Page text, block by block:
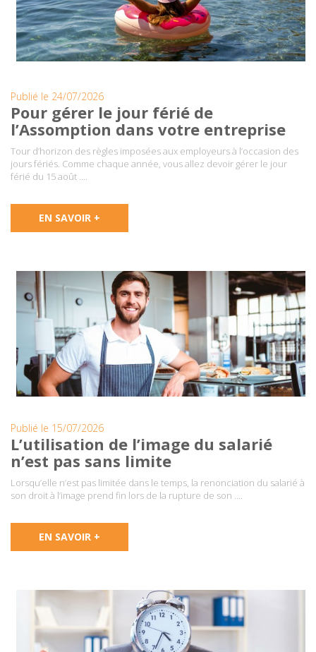
Publié le 24/07/2026
Pour gérer le jour férié de
l’Assomption dans votre entreprise
Tour d’horizon des règles imposées aux employeurs à l’occasion des
jours fériés. Comme chaque année, vous allez devoir gérer le jour
férié du 15 août ….
EN SAVOIR +
Publié le 15/07/2026
L’utilisation de l’image du salarié
n’est pas sans limite
Lorsqu’elle n’est pas limitée dans le temps, la renonciation du salarié à
son droit à l’image prend fin lors de la rupture de son ….
EN SAVOIR +